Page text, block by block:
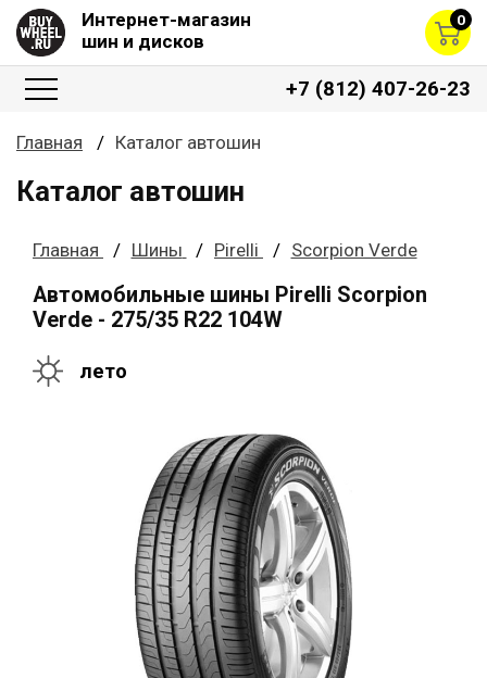
Интернет-магазин
шин и дисков
0
+7 (812) 407-26-23
Главная Каталог автошин
Каталог автошин
Главная Шины Pirelli Scorpion Verde
Автомобильные шины Pirelli Scorpion
Verde - 275/35 R22 104W
лето